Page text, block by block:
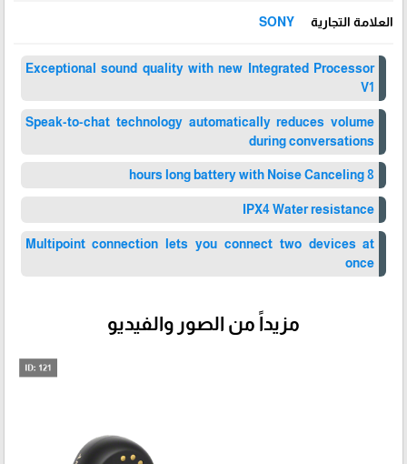
العلامة التجارية SONY
Exceptional sound quality with new Integrated Processor
V1
Speak-to-chat technology automatically reduces volume
during conversations
8 hours long battery with Noise Canceling
IPX4 Water resistance
Multipoint connection lets you connect two devices at
once
مزيداً من الصور والفيديو